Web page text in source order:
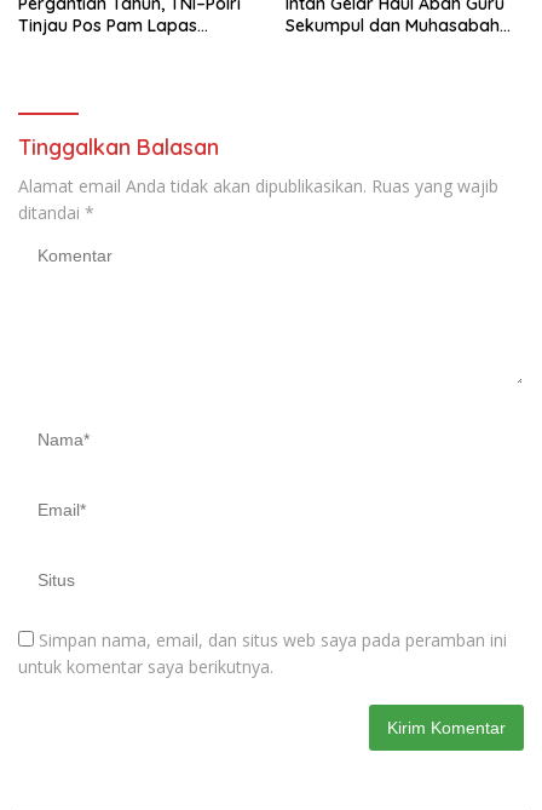
Tinjau Pos Pam Lapas
Sekumpul dan Muhasabah
Tinggalkan Balasan
Alamat email Anda tidak akan dipublikasikan. Ruas yang wajib
ditandai *
Simpan nama, email, dan situs web saya pada peramban ini
untuk komentar saya berikutnya.